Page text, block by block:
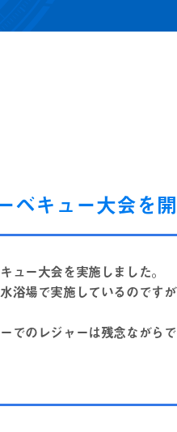
ベキュー大会を
ュー大会を実施しました。
浴場で実施しているのです
でのレジャーは残念ながら